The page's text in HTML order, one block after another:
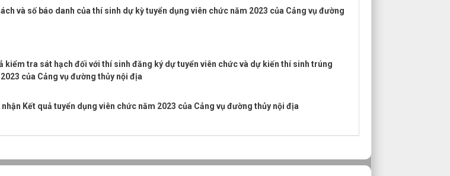
và số báo danh của thí sinh dự kỳ tuyển dụng viên chức năm 2023 của Cảng vụ đường
kiểm tra sát hạch đối với thí sinh đăng ký dự tuyển viên chức và dự kiến thí sinh trúng
của Cảng vụ đường thủy nội địa
Kết quả tuyển dụng viên chức năm 2023 của Cảng vụ đường thủy nội địa